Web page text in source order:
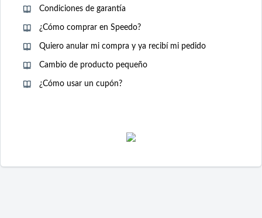
Condiciones de garantía
¿Cómo comprar en Speedo?
Quiero anular mi compra y ya recibí mi pedido
Cambio de producto pequeño
¿Cómo usar un cupón?